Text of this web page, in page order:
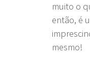
muito o
então, é
mesmo!